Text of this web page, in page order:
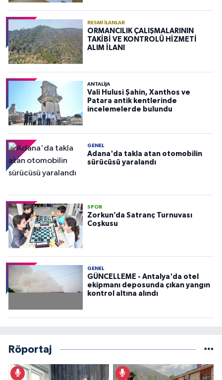
RESMI İLANLAR
ORMANCILIK ÇALIŞMALARININ
TAKİBİ VE KONTROLÜ HİZMETİ
ALIM İLANI
ANTALIJA
Vali Hulusi Şahin, Xanthos ve
Patara antik kentlerinde
incelemelerde bulundu
GENEL
Adana'da takla atan otomobilin
sürücüsü yaralandı
SPOR
Zorkun’da Satranç Turnuvası
Coşkusu
GENEL
GÜNCELLEME - Antalya'da otel
ekipmanı deposunda çıkan yangın
kontrol altına alındı
Röportaj